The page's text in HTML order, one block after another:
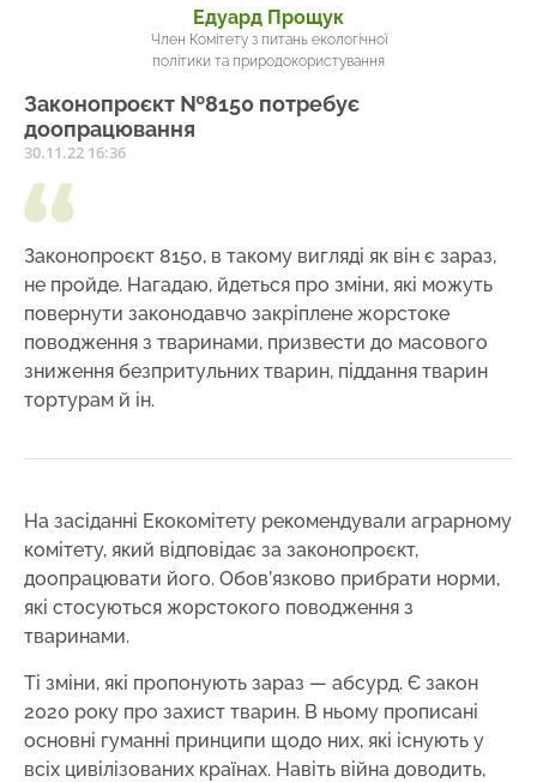
Едуард Прощук
Член Комітету з питань екологічної
політики та природокористування
Законопроєкт №8150 потребує
доопрацювання
30.11.22 16:36
Законопроєкт 8150, в такому вигляді як він є зараз,
не пройде. Нагадаю, йдеться про зміни, які можуть
повернути законодавчо закріплене жорстоке
поводження з тваринами, призвести до масового
зниження безпритульних тварин, піддання тварин
тортурам й ін.
На засіданні Екокомітету рекомендували аграрному
комітету, який відповідає за законопроєкт,
доопрацювати його. Обов’язково прибрати норми,
які стосуються жорстокого поводження з
тваринами.
Ті зміни, які пропонують зараз — абсурд. Є закон
2020 року про захист тварин. В ньому прописані
основні гуманні принципи щодо них, які існують у
всіх цивілізованих країнах. Навіть війна доводить,